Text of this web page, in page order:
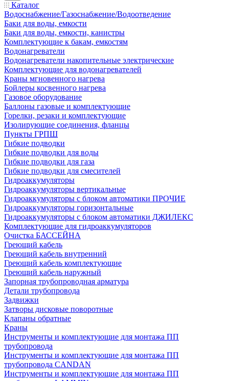
Каталог
Водоснабжение/Газоснабжение/Водоотведение
Баки для воды, емкости
Баки для воды, емкости, канистры
Комплектующие к бакам, емкостям
Водонагреватели
Водонагреватели накопительные электрические
Комплектующие для водонагревателей
Краны мгновенного нагрева
Бойлеры косвенного нагрева
Газовое оборудование
Баллоны газовые и комплектующие
Горелки, резаки и комплектующие
Изолирующие соединения, фланцы
Пункты ГРПШ
Гибкие подводки
Гибкие подводки для воды
Гибкие подводки для газа
Гибкие подводки для смесителей
Гидроаккумуляторы
Гидроаккумуляторы вертикальные
Гидроаккумуляторы с блоком автоматики ПРОЧИЕ
Гидроаккумуляторы горизонтальные
Гидроаккумуляторы с блоком автоматики ДЖИЛЕКС
Комплектующие для гидроаккумуляторов
Очистка БАССЕЙНА
Греющий кабель
Греющий кабель внутренний
Греющий кабель комплектующие
Греющий кабель наружный
Запорная трубопроводная арматура
Детали трубопровода
Задвижки
Затворы дисковые поворотные
Клапаны обратные
Краны
Инструменты и комплектующие для монтажа ПП
трубопровода
Инструменты и комплектующие для монтажа ПП
трубопровода CANDAN
Инструменты и комплектующие для монтажа ПП